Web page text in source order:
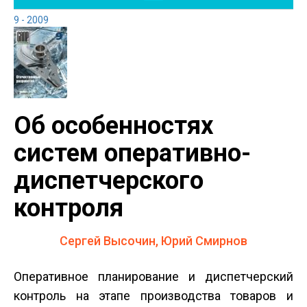
9 - 2009
Об особенностях
систем оперативно-
диспетчерского
контроля
Сергей Высочин, Юрий Смирнов
Оперативное планирование и диспетчерский
контроль на этапе производства товаров и